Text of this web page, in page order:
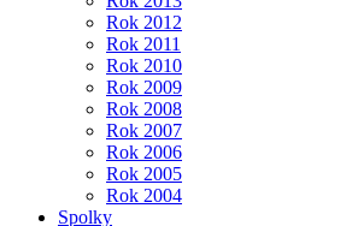
Rok 2012
Rok 2011
Rok 2010
Rok 2009
Rok 2008
Rok 2007
Rok 2006
Rok 2005
Rok 2004
Spolky